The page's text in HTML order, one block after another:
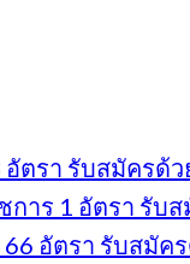
ตรา รับสมัครด้
าร 1 อัตรา รับ
อัตรา รับสมัค